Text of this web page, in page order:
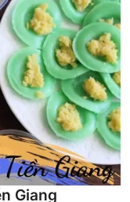
Giang